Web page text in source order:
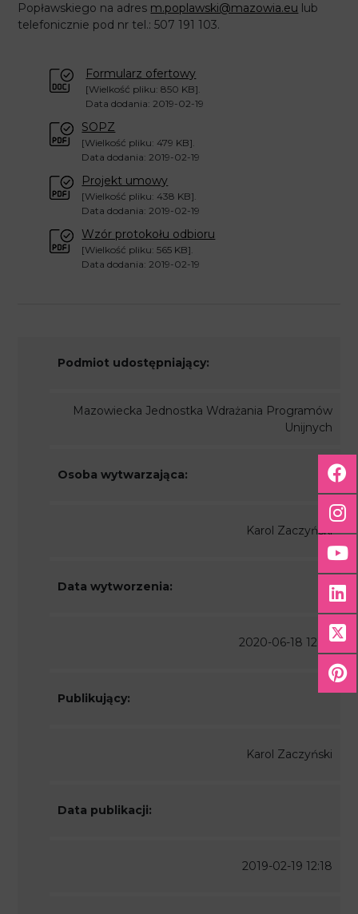
Popławskiego na adres m.poplawski@mazowia.eu lub
telefonicznie pod nr tel.: 507 191 103.
Formularz ofertowy
[Wielkość pliku: 850 KB].
Data dodania: 2019-02-19
SOPZ
[Wielkość pliku: 479 KB].
Data dodania: 2019-02-19
Projekt umowy
[Wielkość pliku: 438 KB].
Data dodania: 2019-02-19
Wzór protokołu odbioru
[Wielkość pliku: 565 KB].
Data dodania: 2019-02-19
Podmiot udostępniający:
Mazowiecka Jednostka Wdrażania Programów
Unijnych
Osoba wytwarzająca:
Karol Zaczyński
Data wytworzenia:
2020-06-18 12:18
Publikujący:
Karol Zaczyński
Data publikacji:
2019-02-19 12:18